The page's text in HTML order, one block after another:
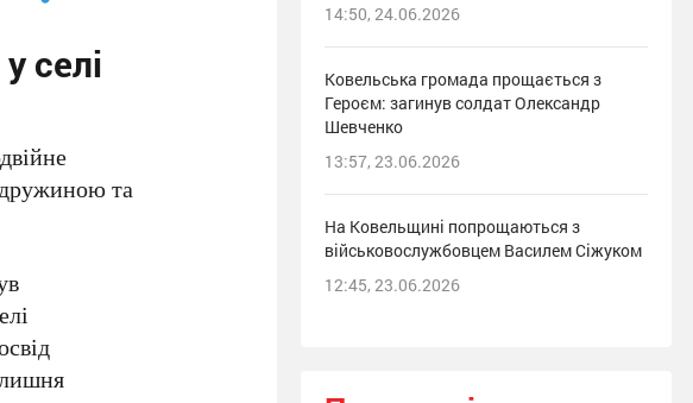
селі
та
14:50, 24.06.2026
Ковельська громада прощається з
Героєм: загинув солдат Олександр
Шевченко
13:57, 23.06.2026
На Ковельщині попрощаються з
військовослужбовцем Василем Сіжуком
12:45, 23.06.2026